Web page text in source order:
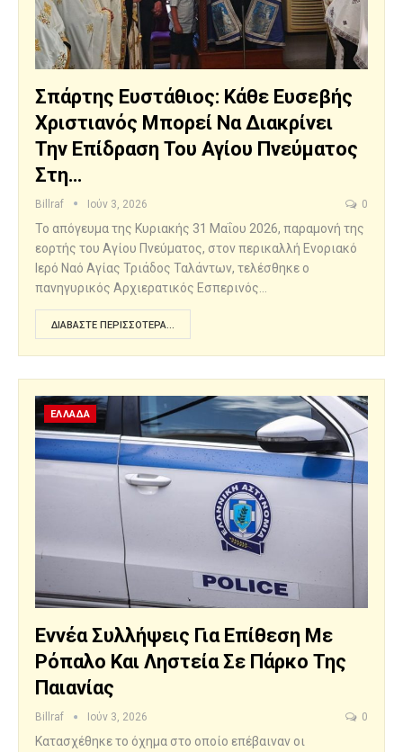
Σπάρτης Ευστάθιος: Κάθε Ευσεβής
Χριστιανός Μπορεί Να Διακρίνει
Την Επίδραση Του Αγίου Πνεύματος
Στη…
Billraf Ιούν 3, 2026 0
Το απόγευμα της Κυριακής 31 Μαΐου 2026, παραμονή της
εορτής του Αγίου Πνεύματος, στον περικαλλή Ενοριακό
Ιερό Ναό Αγίας Τριάδος Ταλάντων, τελέσθηκε ο
πανηγυρικός Αρχιερατικός Εσπερινός…
ΔΙΑΒΆΣΤΕ ΠΕΡΙΣΣΌΤΕΡΑ...
ΕΛΛΑΔΑ
Εννέα Συλλήψεις Για Επίθεση Με
Ρόπαλο Και Ληστεία Σε Πάρκο Της
Παιανίας
Billraf Ιούν 3, 2026 0
Κατασχέθηκε το όχημα στο οποίο επέβαιναν οι